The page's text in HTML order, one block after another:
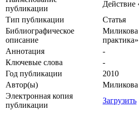
публикации
Действие
Тип публикации
Статья
Библиографическое
описание
Миликова
Аннотация
-
Ключевые cлова
-
Год публикации
2010
Автор(ы)
Электронная копия
публикации
Загрузить